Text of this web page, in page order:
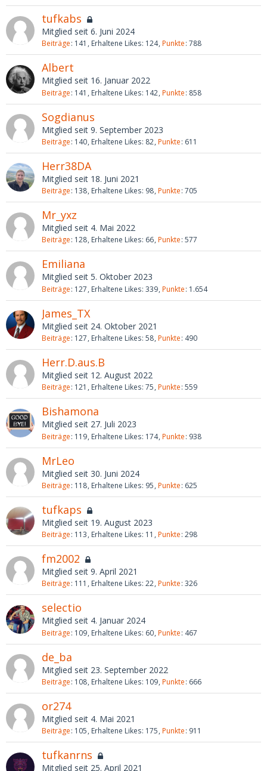
tufkabs
Mitglied seit 6. Juni 2024
Beiträge 141 Erhaltene Likes 124 Punkte 788
Albert
Mitglied seit 16. Januar 2022
Beiträge 141 Erhaltene Likes 142 Punkte 858
Sogdianus
Mitglied seit 9. September 2023
Beiträge 140 Erhaltene Likes 82 Punkte 611
Herr38DA
Mitglied seit 18. Juni 2021
Beiträge 138 Erhaltene Likes 98 Punkte 705
Mr_yxz
Mitglied seit 4. Mai 2022
Beiträge 128 Erhaltene Likes 66 Punkte 577
Emiliana
Mitglied seit 5. Oktober 2023
Beiträge 127 Erhaltene Likes 339 Punkte 1.654
James_TX
Mitglied seit 24. Oktober 2021
Beiträge 127 Erhaltene Likes 58 Punkte 490
Herr.D.aus.B
Mitglied seit 12. August 2022
Beiträge 121 Erhaltene Likes 75 Punkte 559
Bishamona
Mitglied seit 27. Juli 2023
Beiträge 119 Erhaltene Likes 174 Punkte 938
MrLeo
Mitglied seit 30. Juni 2024
Beiträge 118 Erhaltene Likes 95 Punkte 625
tufkaps
Mitglied seit 19. August 2023
Beiträge 113 Erhaltene Likes 11 Punkte 298
fm2002
Mitglied seit 9. April 2021
Beiträge 111 Erhaltene Likes 22 Punkte 326
selectio
Mitglied seit 4. Januar 2024
Beiträge 109 Erhaltene Likes 60 Punkte 467
de_ba
Mitglied seit 23. September 2022
Beiträge 108 Erhaltene Likes 109 Punkte 666
or274
Mitglied seit 4. Mai 2021
Beiträge 105 Erhaltene Likes 175 Punkte 911
tufkanrns
Mitglied seit 25. April 2021